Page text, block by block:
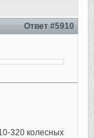
Ответ #5910
320 колесных